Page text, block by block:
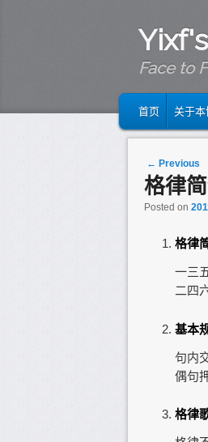
Face to
MAIN MENU
SKIP TO
SKIP TO
首页 关于本
Post
← Previous
格律
Posted on
格律
一三
二四
基本
句内
偶句
格律